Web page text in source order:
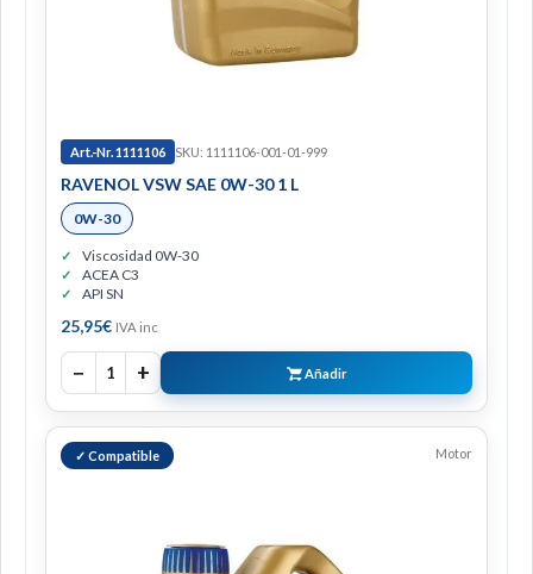
Art.-Nr. 1111106 SKU: 1111106-001-01-999
RAVENOL VSW SAE 0W-30 1 L
0W-30
Viscosidad 0W-30
ACEA C3
API SN
25,95€ IVA inc
− 1 + Añadir
✓ Compatible Motor